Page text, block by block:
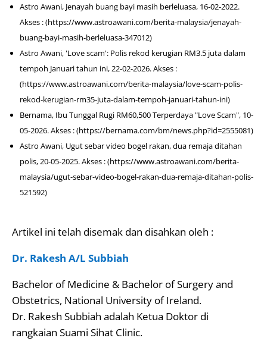
Astro Awani, Jenayah buang bayi masih berleluasa, 16-02-2022.
Akses : (https://www.astroawani.com/berita-malaysia/jenayah-
buang-bayi-masih-berleluasa-347012)
Astro Awani, 'Love scam': Polis rekod kerugian RM3.5 juta dalam
tempoh Januari tahun ini, 22-02-2026. Akses :
(https://www.astroawani.com/berita-malaysia/love-scam-polis-
rekod-kerugian-rm35-juta-dalam-tempoh-januari-tahun-ini)
Bernama, Ibu Tunggal Rugi RM60,500 Terperdaya "Love Scam", 10-
05-2026. Akses : (https://bernama.com/bm/news.php?id=2555081)
Astro Awani, Ugut sebar video bogel rakan, dua remaja ditahan
polis, 20-05-2025. Akses : (https://www.astroawani.com/berita-
malaysia/ugut-sebar-video-bogel-rakan-dua-remaja-ditahan-polis-
521592)
Artikel ini telah disemak dan disahkan oleh :
Dr. Rakesh A/L Subbiah
Bachelor of Medicine & Bachelor of Surgery and
Obstetrics, National University of Ireland.
Dr. Rakesh Subbiah adalah Ketua Doktor di
rangkaian Suami Sihat Clinic.